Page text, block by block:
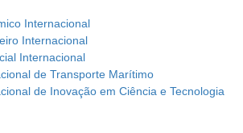
Internacional
Internacional
Internacional
de Transporte Marítimo
de Inovação em Ciência e Tecnologia